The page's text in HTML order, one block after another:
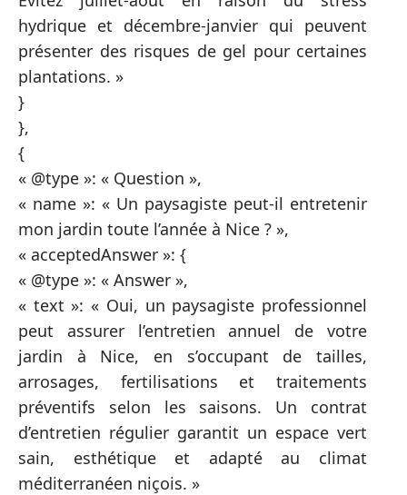
hydrique et décembre-janvier qui peuvent
présenter des risques de gel pour certaines
plantations. »
}
},
{
« @type »: « Question »,
« name »: « Un paysagiste peut-il entretenir
mon jardin toute l’année à Nice ? »,
« acceptedAnswer »: {
« @type »: « Answer »,
« text »: « Oui, un paysagiste professionnel
peut assurer l’entretien annuel de votre
jardin à Nice, en s’occupant de tailles,
arrosages, fertilisations et traitements
préventifs selon les saisons. Un contrat
d’entretien régulier garantit un espace vert
sain, esthétique et adapté au climat
méditerranéen niçois. »